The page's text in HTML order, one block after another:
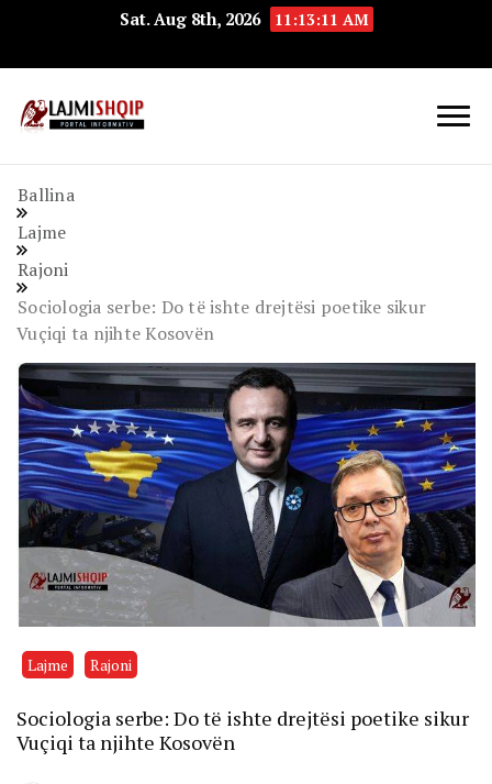
Sat. Aug 8th, 2026 11:13:12 AM
Ballina
Lajme
Rajoni
Sociologia serbe: Do të ishte drejtësi poetike sikur
Vuçiqi ta njihte Kosovën
Lajme Rajoni
Sociologia serbe: Do të ishte drejtësi poetike sikur
Vuçiqi ta njihte Kosovën